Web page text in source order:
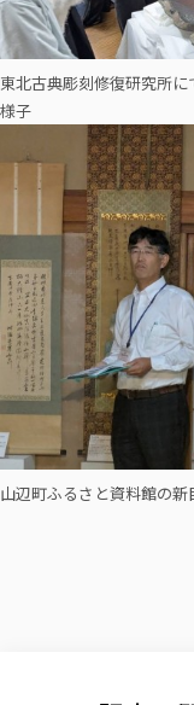
東北古典彫刻修復研究所
様子
山辺町ふるさと資料館の